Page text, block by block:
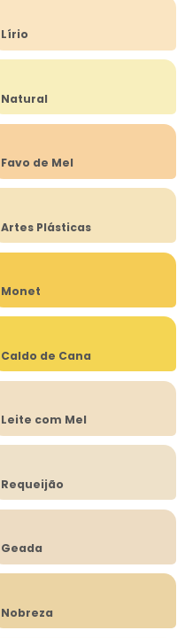
Lírio
Natural
Favo de Mel
Artes Plásticas
Monet
Caldo de Cana
Leite com Mel
Requeijão
Geada
Nobreza